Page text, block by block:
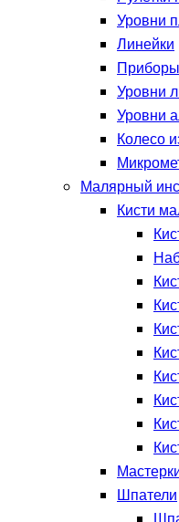
Уровни
Линейки
Уровни
Уровни
Колесо
Малярный
Кисти
Шпатели